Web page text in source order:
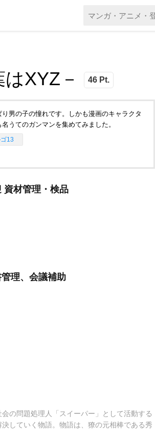
XYZ－ 46 Pt.
男の子の憧れです。しかも漫画のキャラクタ
うてのガンマンを集めてみました。
13
資材管理・検品
理、会議補助
の問題処理人「スイーパー」として活動する
していく物語。物語は、獠の元相棒である秀